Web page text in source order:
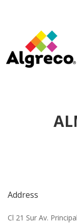
Address
Cl 21 Sur Av.